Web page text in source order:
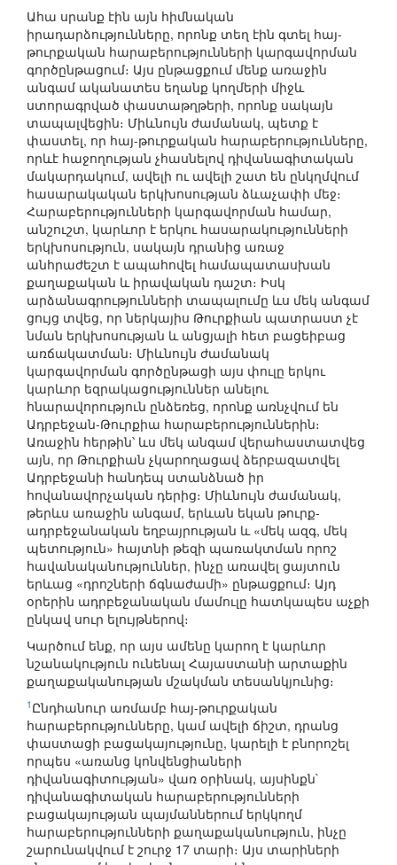
Ահա սրանք էին այն հիմնական
իրադարձությունները, որոնք տեղ էին գտել հայ-
թուրքական հարաբերությունների կարգավորման
գործընթացում։ Այս ընթացքում մենք առաջին
անգամ ականատես եղանք կողմերի միջև
ստորագրված փաստաթղթերի, որոնք սակայն
տապալվեցին։ Միևնույն ժամանակ, պետք է
փաստել, որ հայ-թուրքական հարաբերությունները,
որևէ հաջողության չհասնելով դիվանագիտական
մակարդակում, ավելի ու ավելի շատ են ընկղմվում
հասարակական երկխոսության ձևաչափի մեջ։
Հարաբերությունների կարգավորման համար,
անշուշտ, կարևոր է երկու հասարակությունների
երկխոսություն, սակայն դրանից առաջ
անհրաժեշտ է ապահովել համապատասխան
քաղաքական և իրավական դաշտ։ Իսկ
արձանագրությունների տապալումը ևս մեկ անգամ
ցույց տվեց, որ ներկայիս Թուրքիան պատրաստ չէ
նման երկխոսության և անցյալի հետ բացեիբաց
առճակատման։ Միևնույն ժամանակ
կարգավորման գործընթացի այս փուլը երկու
կարևոր եզրակացություններ անելու
հնարավորություն ընձեռեց, որոնք առնչվում են
Ադրբեջան-Թուրքիա հարաբերություններին։
Առաջին հերթին՝ ևս մեկ անգամ վերահաստատվեց
այն, որ Թուրքիան չկարողացավ ձերբազատվել
Ադրբեջանի հանդեպ ստանձնած իր
հովանավորչական դերից։ Միևնույն ժամանակ,
թերևս առաջին անգամ, երևան եկան թուրք-
ադրբեջանական եղբայրության և «մեկ ազգ, մեկ
պետություն» հայտնի թեզի պառակտման որոշ
հավանականություններ, ինչը առավել ցայտուն
երևաց «դրոշների ճգնաժամի» ընթացքում։ Այդ
օրերին ադրբեջանական մամուլը հատկապես աչքի
ընկավ սուր ելույթներով։
Կարծում ենք, որ այս ամենը կարող է կարևոր
նշանակություն ունենալ Հայաստանի արտաքին
քաղաքականության մշակման տեսանկյունից։
1 Ընդհանուր առմամբ հայ-թուրքական
հարաբերությունները, կամ ավելի ճիշտ, դրանց
փաստացի բացակայությունը, կարելի է բնորոշել
որպես «առանց կոնվենցիաների
դիվանագիտության» վառ օրինակ, այսինքն`
դիվանագիտական հարաբերությունների
բացակայության պայմաններում երկկողմ
հարաբերությունների քաղաքականություն, ինչը
շարունակվում է շուրջ 17 տարի։ Այս տարիների